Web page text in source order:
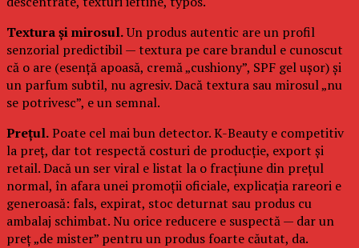
Textura și mirosul.Un produs autentic are un profil
senzorial predictibil — textura pe care brandul e cunoscut
că o are (esență apoasă, cremă „cushiony”, SPF gel ușor) și
un parfum subtil, nu agresiv. Dacă textura sau mirosul „nu
se potrivesc”, e un semnal.
Prețul.Poate cel mai bun detector. K-Beauty e competitiv
la preț, dar tot respectă costuri de producție, export și
retail. Dacă un ser viral e listat la o fracțiune din prețul
normal, în afara unei promoții oficiale, explicația rareori e
generoasă: fals, expirat, stoc deturnat sau produs cu
ambalaj schimbat. Nu orice reducere e suspectă — dar un
preț „de mister” pentru un produs foarte căutat, da.